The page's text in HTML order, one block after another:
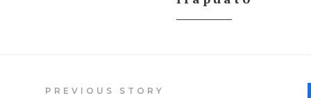
PREVIOUS STORY